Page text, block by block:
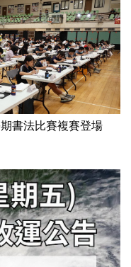
書法比賽複賽登場